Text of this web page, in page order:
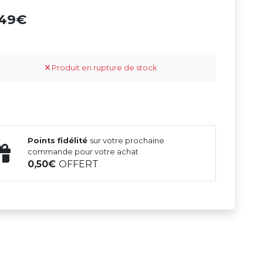
Produit en rupture de stock
Points fidélité sur votre prochaine
commande pour votre achat
0,50OFFERT